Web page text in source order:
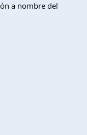
a nombre del